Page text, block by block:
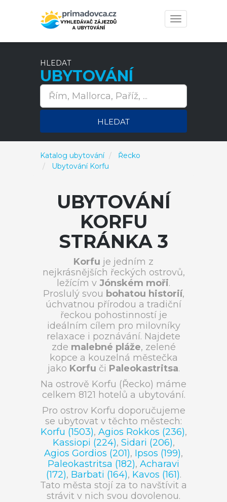
Toggle
navigation
HLEDAT
UBYTOVÁNÍ
HLEDAT
Katalog ubytování
Řecko
Ubytování Korfu
UBYTOVÁNÍ
KORFU
STRÁNKA 3
Korfu je jedním z
nejkrásnějších řeckých ostrovů,
ležícím v Jónském moři.
Proslulý svou bohatou historií,
úchvatnou přírodou a tradiční
řeckou pohostinností je
ideálním cílem pro milovníky
relaxace i poznávání. Najdete
zde malebné pláže, zelené
kopce a kouzelná městečka
jako Korfu či Paleokastritsa.
Na ostrově Korfu (Řecko) máme
celkem 8121 hotelů a ubytování.
Pro ostrov Korfu doporučujeme
se ubytovat v těchto městech:
Korfu (1503), Agios Rokkos (236),
Kassiopi (224), Sidari (206),
Agios Gordios (201), Ipsos (199),
Paleokastritsa (182), Acharavi
(172), Barbati (164), Kavos (161).
Tato města stojí za to navštívit a
strávit v nich svou dovolenou.